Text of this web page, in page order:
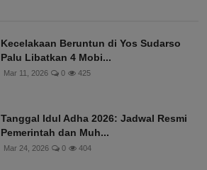
Kecelakaan Beruntun di Yos Sudarso
Palu Libatkan 4 Mobi...
Mar 11, 2026 0 425
Tanggal Idul Adha 2026: Jadwal Resmi
Pemerintah dan Muh...
Mar 24, 2026 0 404